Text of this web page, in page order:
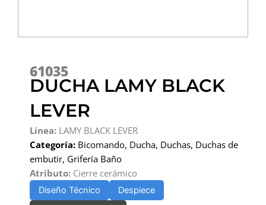
61035
DUCHA LAMY BLACK
LEVER
Línea: LAMY BLACK LEVER
Categoría: Bicomando, Ducha, Duchas, Duchas de
embutir, Grifería Baño
Atributo: Cierre cerámico
Diseño Técnico
Despiece